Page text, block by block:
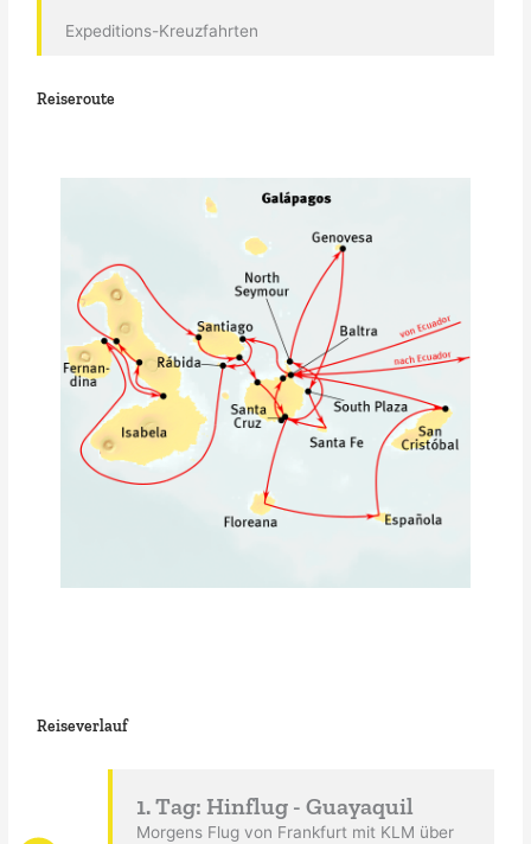
Expeditions-Kreuzfahrten
Reiseroute
Reiseverlauf
1. Tag: Hinflug - Guayaquil
Morgens Flug von Frankfurt mit KLM über